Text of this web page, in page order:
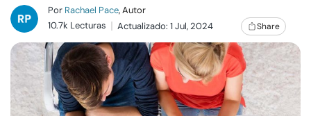
Relaciones
Familia
Ayuda
Por Rachael Pace, Autor
10.7k Lecturas
Actualizado: 1 Jul, 2024 Share